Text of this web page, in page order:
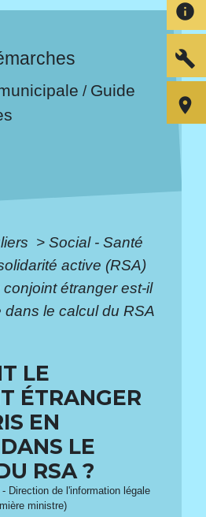
/ Guide
> Social - Santé
active (RSA)
étranger est-il
dans le calcul du RSA
LE
ÉTRANGER
EN
LE
RSA ?
Direction de l'information légale
ministre)
info
build
room